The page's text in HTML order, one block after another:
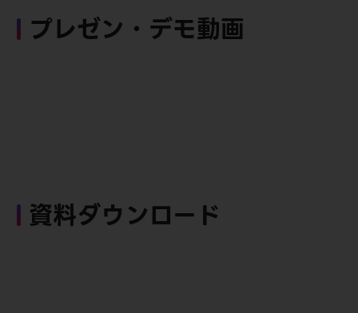
プレゼン・デモ動画
資料ダウンロード